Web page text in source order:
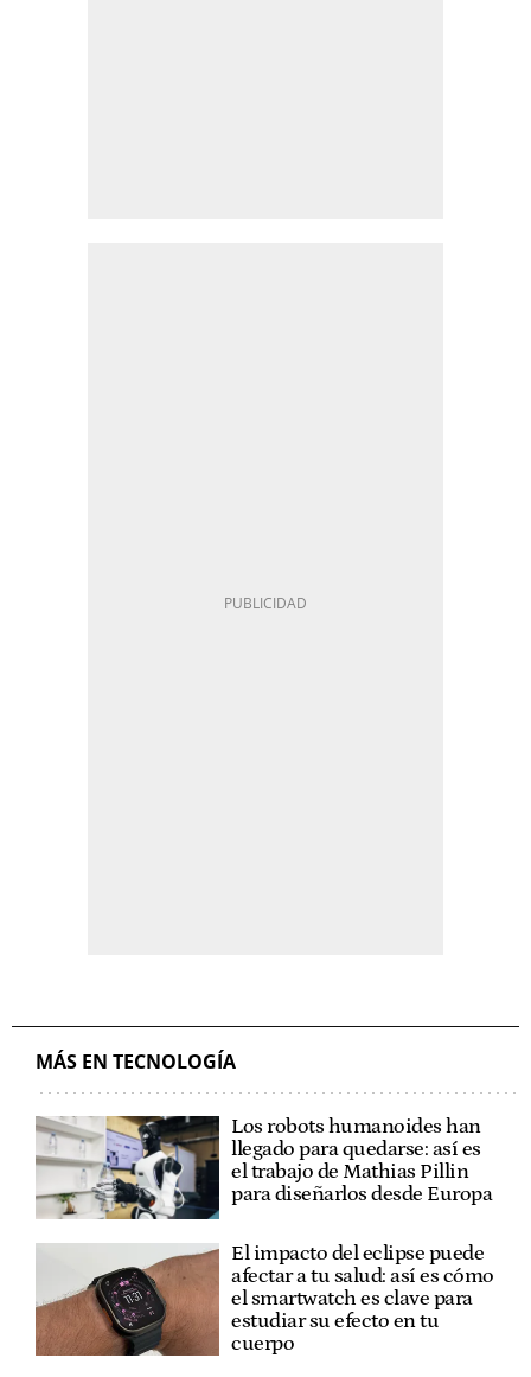
MÁS EN TECNOLOGÍA
Los robots humanoides han
llegado para quedarse: así es
el trabajo de Mathias Pillin
para diseñarlos desde Europa
El impacto del eclipse puede
afectar a tu salud: así es cómo
el smartwatch es clave para
estudiar su efecto en tu
cuerpo